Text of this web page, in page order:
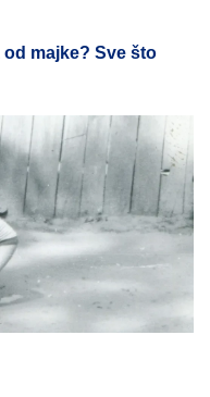
majke? Sve što